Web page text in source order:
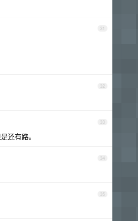
31
32
33
还有路。
34
35